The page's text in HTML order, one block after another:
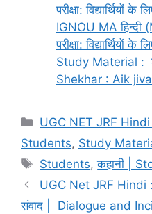
परीक्षा: विद्यार्थियों के
IGNOU MA
परीक्षा: विद्यार्थियों
Study Material :
Shekhar : Aik
UGC NET JRF
Students, Study
Students,कहानी |
UGC Net JRF Hindi :
संवाद | Dialogue and